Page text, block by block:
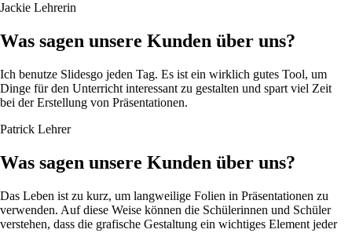
Jackie Lehrerin
Was sagen unsere Kunden über uns?
Ich benutze Slidesgo jeden Tag. Es ist ein wirklich gutes Tool, um
Dinge für den Unterricht interessant zu gestalten und spart viel Zeit
bei der Erstellung von Präsentationen.
Patrick Lehrer
Was sagen unsere Kunden über uns?
Das Leben ist zu kurz, um langweilige Folien in Präsentationen zu
verwenden. Auf diese Weise können die Schülerinnen und Schüler
verstehen, dass die grafische Gestaltung ein wichtiges Element jeder